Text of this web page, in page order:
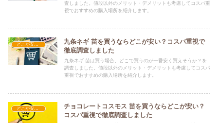
査しました。値段以外のメリット・デメリットも考慮してコスパ重
視でおすすめの購入場所を紹介します。
九条ネギ 苗を買うならどこが安い？コスパ重視で
徹底調査しました
九条ネギ 苗は買う場合、どこで買うのが一番安く買えそうか？を
調査しました。値段以外のメリット・デメリットも考慮してコスパ
重視でおすすめの購入場所を紹介します。
どこが安い？-ガーデニング・家庭菜園
チョコレートコスモス 苗を買うならどこが安い？
コスパ重視で徹底調査しました